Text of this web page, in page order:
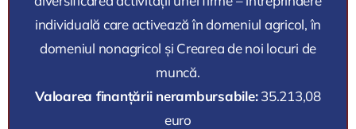
individuală care activează în domeniul agricol, în
domeniul nonagricol și Crearea de noi locuri de
muncă.
Valoarea finanțării nerambursabile:35.213,08
euro